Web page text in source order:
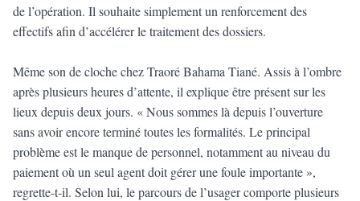
de l’opération. Il souhaite simplement un renforcement des
effectifs afin d’accélérer le traitement des dossiers.
Même son de cloche chez Traoré Bahama Tiané. Assis à l’ombre
après plusieurs heures d’attente, il explique être présent sur les
lieux depuis deux jours. « Nous sommes là depuis l’ouverture
sans avoir encore terminé toutes les formalités. Le principal
problème est le manque de personnel, notamment au niveau du
paiement où un seul agent doit gérer une foule importante »,
regrette-t-il. Selon lui, le parcours de l’usager comporte plusieurs